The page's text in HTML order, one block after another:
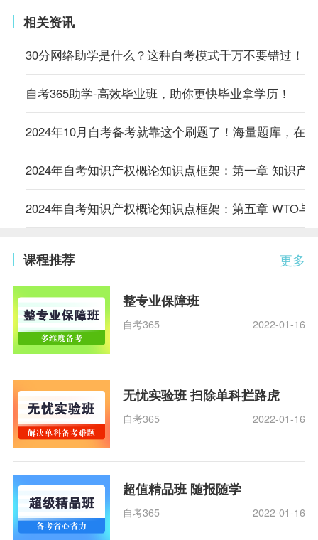
相关资讯
30分网络助学是什么？这种自考模式千万不要错过！
自考365助学-高效毕业班，助你更快毕业拿学历！
2024年10月自考备考就靠这个刷题了！海量题库，在
2024年自考知识产权概论知识点框架：第一章 知识产
2024年自考知识产权概论知识点框架：第五章 WTO与
更多
课程推荐
整专业保障班
自考365 2022-01-16
无忧实验班 扫除单科拦路虎
自考365 2022-01-16
超值精品班 随报随学
自考365 2022-01-16